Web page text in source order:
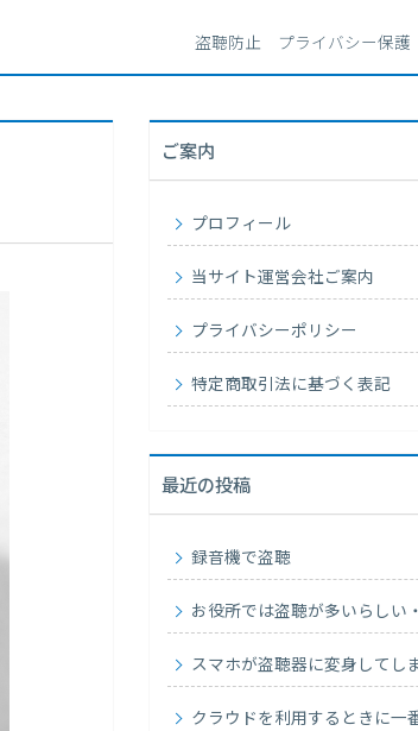
盗聴防止 プライバシー保
ご案内
プロフィール
当サイト運営会社ご案内
プライバシーポリシー
特定商取引法に基づく表記
最近の投稿
録音機で盗聴
お役所では盗聴が多いらしい
スマホが盗聴器に変身してし
クラウドを利用するときに一